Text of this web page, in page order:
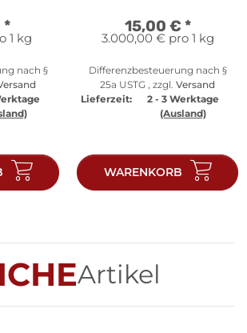
*
1 kg
nach §
15,00 € *
3.000,00 € pro 1 kg
Differenzbesteuerung nach §
25a USTG , zzgl. Versand
Lieferzeit:
2 - 3 Werktage
(Ausland)
WARENKORB
Artikel